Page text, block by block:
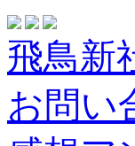
飛鳥新
お問い